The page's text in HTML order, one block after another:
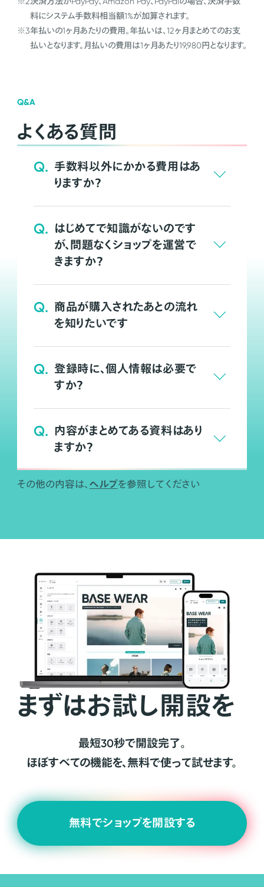
料にシステム手数料相当額1%が加算されます。
※3年払いの1ヶ月あたりの費用。年払いは、12ヶ月まとめてのお支
払いとなります。月払いの費用は1ヶ月あたり19,980円となります。
Q&A
よくある質問
Q. 手数料以外にかかる費用はあ
りますか？
Q. はじめてで知識がないのです
が、問題なくショップを運営で
きますか？
Q. 商品が購入されたあとの流れ
を知りたいです
Q. 登録時に、個人情報は必要で
すか？
Q. 内容がまとめてある資料はあり
ますか？
その他の内容は、 ヘルプを参照してください
まずはお試し開設を
最短30秒で開設完了。
ほぼすべての機能を、無料で使って試せます。
無料でショップを開設する